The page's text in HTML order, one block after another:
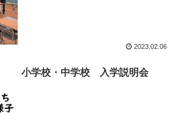
2023.02.06
小学校・中学校 入学説明会